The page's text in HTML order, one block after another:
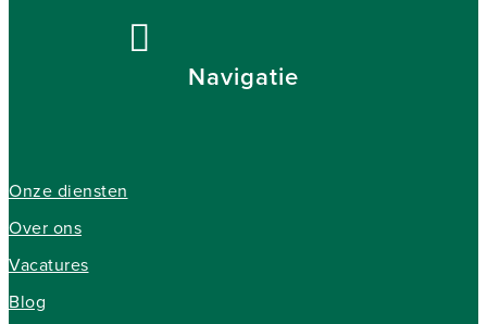
Navigatie
Onze diensten
Over ons
Vacatures
Blog